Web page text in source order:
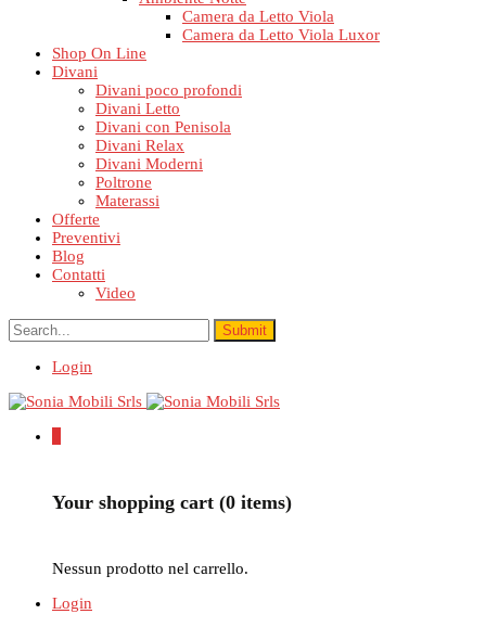
Camera da Letto Viola
Camera da Letto Viola Luxor
Shop On Line
Divani
Divani poco profondi
Divani Letto
Divani con Penisola
Divani Relax
Divani Moderni
Poltrone
Materassi
Offerte
Preventivi
Blog
Contatti
Video
Login
Your shopping cart (0 items)
Nessun prodotto nel carrello.
Login